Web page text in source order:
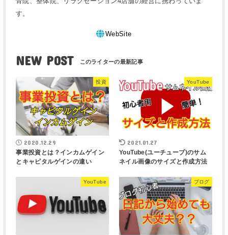
す。
WebSite
NEW POST
投資
2020.12.29
事業投資とは？インカムゲイン
とキャピタルゲインの違い
YouTube
2021.01.27
YouTube(ユーチューブ)のサム
ネイル画像のサイズと作成方法
YouTube ブログ